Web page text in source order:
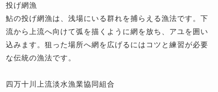
投げ網漁
鮎の投げ網漁は、浅場にいる群れを捕らえる漁法です。下
流から上流へ向けて弧を描くように網を放ち、アユを囲い
込みます。狙った場所へ網を広げるにはコツと練習が必要
な伝統の漁法です。
四万十川上流淡水漁業協同組合